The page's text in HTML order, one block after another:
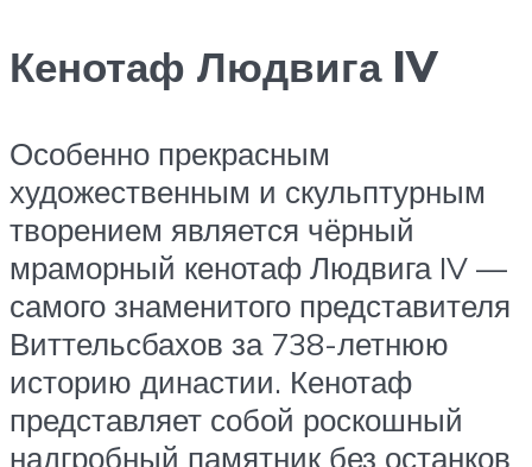
Кенотаф Людвига IV
Особенно прекрасным
художественным и скульптурным
творением является чёрный
мраморный кенотаф Людвига IV —
самого знаменитого представителя
Виттельсбахов за 738-летнюю
историю династии. Кенотаф
представляет собой роскошный
надгробный памятник без останков